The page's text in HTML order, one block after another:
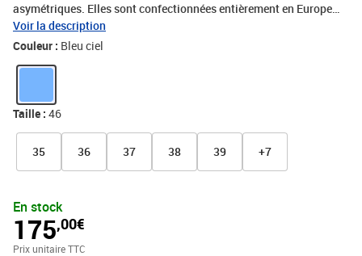
asymétriques. Elles sont confectionnées entièrement en Europe
avec des matériaux éco-responsables, traçables et labellisés.
Voir la description
Couleur : Bleu ciel
Taille : 46
35 36 37 38 39 +7
En stock
175,00€
Prix unitaire TTC